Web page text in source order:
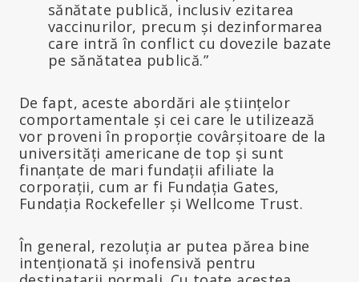
sănătate publică, inclusiv ezitarea
vaccinurilor, precum și dezinformarea
care intră în conflict cu dovezile bazate
pe sănătatea publică.”
De fapt, aceste abordări ale științelor
comportamentale și cei care le utilizează
vor proveni în proporție covârșitoare de la
universități americane de top și sunt
finanțate de mari fundații afiliate la
corporații, cum ar fi Fundația Gates,
Fundația Rockefeller și Wellcome Trust.
În general, rezoluția ar putea părea bine
intenționată și inofensivă pentru